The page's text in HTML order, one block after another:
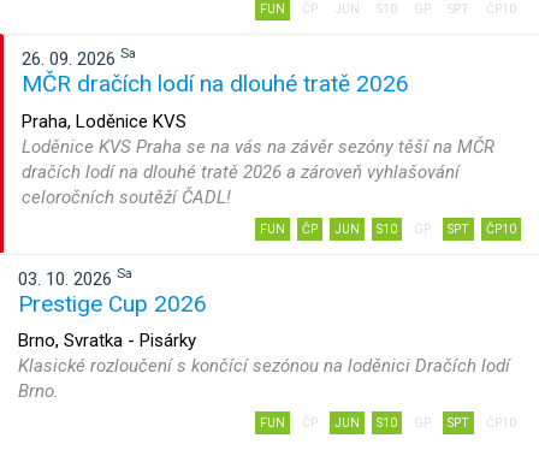
FUN ČP JUN S10 GP SPT ČP10
26. 09. 2026 Sa
MČR dračích lodí na dlouhé tratě 2026
Praha, Loděnice KVS
Loděnice KVS Praha se na vás na závěr sezóny těší na MČR
dračích lodí na dlouhé tratě 2026 a zároveň vyhlašování
celoročních soutěží ČADL!
FUN ČP JUN S10 GP SPT ČP10
03. 10. 2026 Sa
Prestige Cup 2026
Brno, Svratka - Pisárky
Klasické rozloučení s končící sezónou na loděnici Dračích lodí
Brno.
FUN ČP JUN S10 GP SPT ČP10